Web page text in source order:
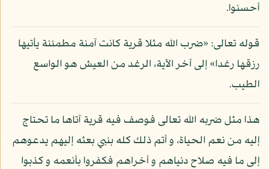
أحسنوا.
قوله تعالى: «ضرب الله مثلا قرية كانت آمنة مطمئنة يأتيها
رزقها رغدا» إلى آخر الآية، الرغد من العيش هو الواسع
الطيب.
هذا مثل ضربه الله تعالى فوصف فيه قرية آتاها ما تحتاج
إليه من نعم الحياة، و أتم ذلك كله بنبي بعثه إليهم يدعوهم
إلى ما فيه صلاح دنياهم و أخراهم فكفروا بأنعمه و كذبوا